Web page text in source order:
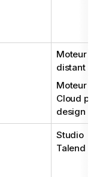
Moteur
distant
Moteur
Cloud pour
design
Studio
Talend